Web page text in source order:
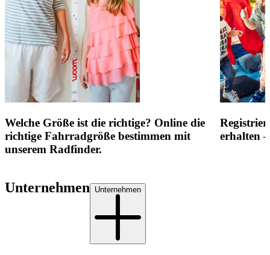
Welche Größe ist die richtige? Online die
richtige Fahrradgröße bestimmen mit
unserem Radfinder.
erhalten
Unternehmen Unternehmen